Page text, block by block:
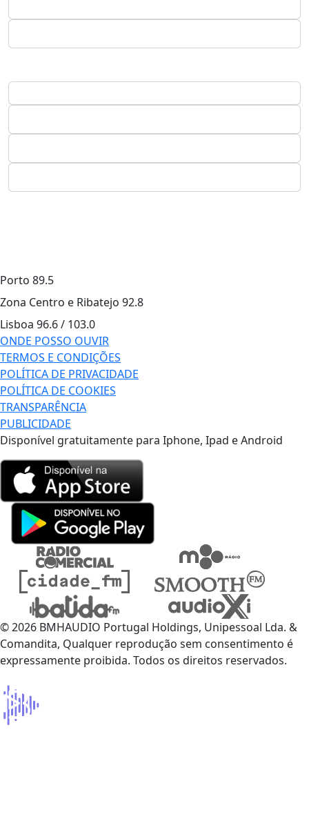
Porto 89.5
Zona Centro e Ribatejo 92.8
Lisboa 96.6 / 103.0
ONDE POSSO OUVIR
TERMOS E CONDIÇÕES
POLÍTICA DE PRIVACIDADE
POLÍTICA DE COOKIES
TRANSPARÊNCIA
PUBLICIDADE
Disponível gratuitamente para Iphone, Ipad e Android
© 2026 BMHAUDIO Portugal Holdings, Unipessoal Lda. &
Comandita, Qualquer reprodução sem consentimento é
expressamente proibida. Todos os direitos reservados.